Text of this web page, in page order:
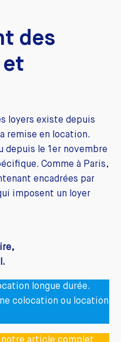
des
et
loyers existe depuis
remise en location.
depuis le 1er novembre
Comme à Paris,
encadrées par
imposent un loyer
longue durée.
colocation ou location